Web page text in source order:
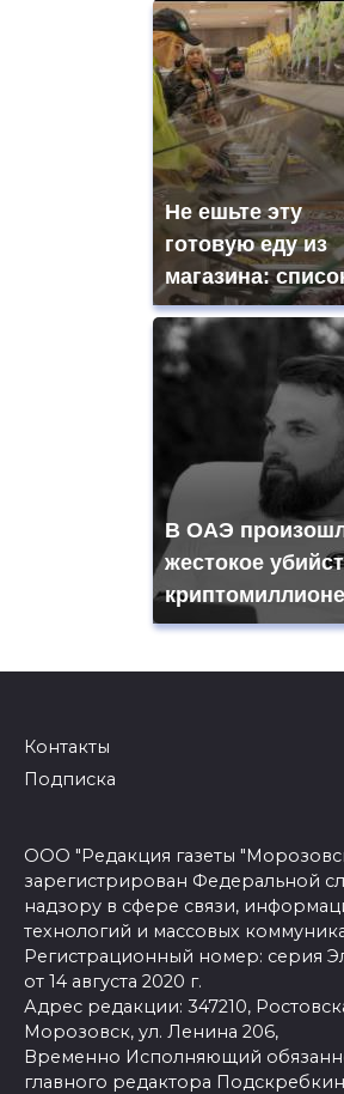
Не ешьте эту
готовую еду из
магазина:
В ОАЭ
жестокое
Контакты
Подписка
ООО "Редакция газеты
зарегистрирован Федеральной
надзору в сфере связи,
технологий и массовых
Регистрационный номер: серия
от 14 августа 2020 г.
Адрес редакции: 347210,
Морозовск, ул. Ленина 206,
Временно Исполняющий
главного редактора